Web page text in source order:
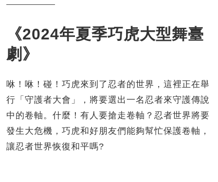
《2024年夏季巧虎大型舞臺
劇》
咻！咻！碰！巧虎來到了忍者的世界，這裡正在舉
行「守護者大會」，將要選出一名忍者來守護傳說
中的卷軸。什麼！有人要搶走卷軸？忍者世界將要
發生大危機，巧虎和好朋友們能夠幫忙保護卷軸，
讓忍者世界恢復和平嗎?